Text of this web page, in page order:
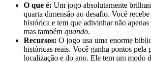
O que é: Um jogo absolutamente
quarta dimensão ao desafio. Você
histórica e tem que adivinhar não apenas
mas também quando.
Recursos: O jogo usa uma enorme
históricas reais. Você ganha pontos pela
localização e do ano. Ele tem um modo